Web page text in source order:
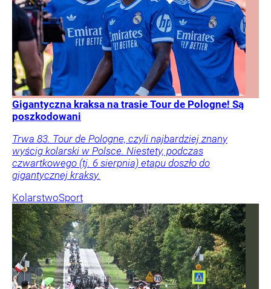
Gigantyczna kraksa na trasie Tour de Pologne! Są
poszkodowani
Trwa 83. Tour de Pologne, czyli najbardziej znany
wyścig kolarski w Polsce. Niestety, podczas
czwartkowego (tj. 6 sierpnia) etapu doszło do
gigantycznej kraksy.
KolarstwoSport